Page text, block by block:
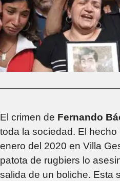
El crimen de Fernando
toda la sociedad. El hecho
enero del 2020 en Villa
patota de rugbiers lo
salida de un boliche. Esta